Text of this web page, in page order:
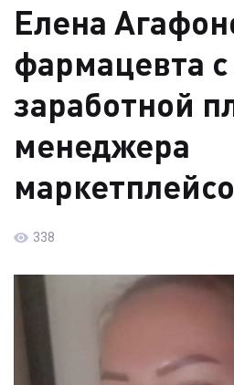
Елена
фармацевта
заработной
менеджера
338